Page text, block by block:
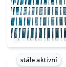
stále aktivní